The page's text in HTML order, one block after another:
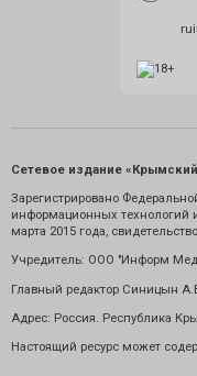
Сетевое издание «Крымский
Зарегистрировано
информационных технологий
марта 2015 года,
Учредитель: ООО "Информ
Главный редактор Синицын
Адрес: Россия. Республика
Настоящий ресурс может